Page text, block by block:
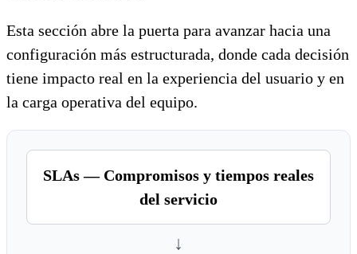
Esta sección abre la puerta para avanzar hacia una
configuración más estructurada, donde cada decisión
tiene impacto real en la experiencia del usuario y en
la carga operativa del equipo.
SLAs — Compromisos y tiempos reales
del servicio
↓